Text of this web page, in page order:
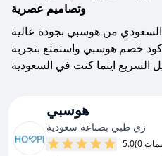
وتصاميم عصرية
من هوسبي بجودة عالية
خصم هوسبي واستمتع بتجربة
اينما كنت في السعودية
هوسبي
زي طبي بصناعة سعودية
5.0